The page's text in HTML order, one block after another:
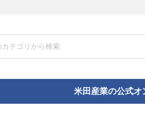
米田産業の公式オ